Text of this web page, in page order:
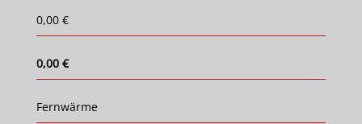
0,00 €
0,00 €
Fernwärme